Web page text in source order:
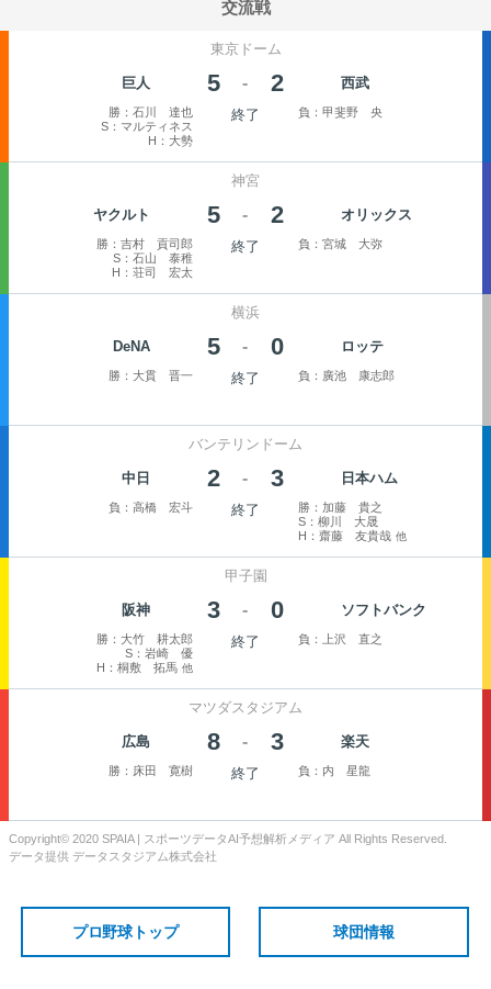
交流戦
東京ドーム
巨人 5 - 2 西武
勝：石川 達也
S：マルティネス
H：大勢
終了 負：甲斐野 央
神宮
ヤクルト 5 - 2 オリックス
勝：吉村 貢司郎
S：石山 泰稚
H：荘司 宏太
終了 負：宮城 大弥
横浜
DeNA 5 - 0 ロッテ
勝：大貫 晋一 終了 負：廣池 康志郎
バンテリンドーム
中日 2 - 3 日本ハム
負：高橋 宏斗 終了
勝：加藤 貴之
S：柳川 大晟
H：齋藤 友貴哉 他
甲子園
阪神 3 - 0 ソフトバンク
勝：大竹 耕太郎
S：岩崎 優
H：桐敷 拓馬 他
終了 負：上沢 直之
マツダスタジアム
広島 8 - 3 楽天
勝：床田 寛樹 終了 負：内 星龍
Copyright© 2020 SPAIA | スポーツデータAI予想解析メディア All Rights Reserved.
データ提供 データスタジアム株式会社
プロ野球トップ 球団情報